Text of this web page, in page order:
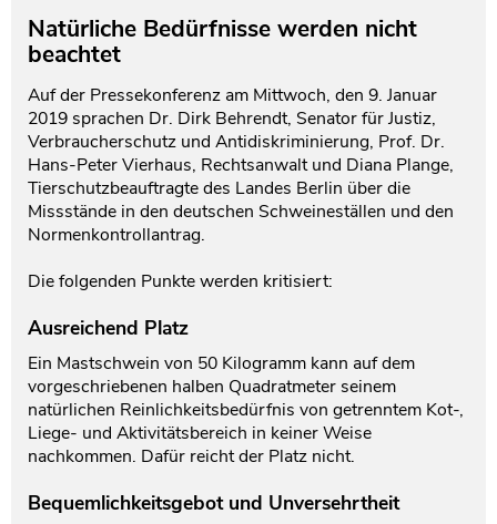
Natürliche Bedürfnisse werden nicht
beachtet
Auf der Pressekonferenz am Mittwoch, den 9. Januar
2019 sprachen Dr. Dirk Behrendt, Senator für Justiz,
Verbraucherschutz und Antidiskriminierung, Prof. Dr.
Hans-Peter Vierhaus, Rechtsanwalt und Diana Plange,
Tierschutzbeauftragte des Landes Berlin über die
Missstände in den deutschen Schweineställen und den
Normenkontrollantrag.
Die folgenden Punkte werden kritisiert:
Ausreichend Platz
Ein Mastschwein von 50 Kilogramm kann auf dem
vorgeschriebenen halben Quadratmeter seinem
natürlichen Reinlichkeitsbedürfnis von getrenntem Kot-,
Liege- und Aktivitätsbereich in keiner Weise
nachkommen. Dafür reicht der Platz nicht.
Bequemlichkeitsgebot und Unversehrtheit